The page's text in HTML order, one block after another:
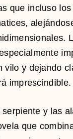
que incluso
vilo y dejando
imprescindible.
y las
que